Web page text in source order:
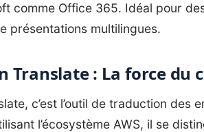
comme Office 365. Idéal pour
présentations multilingues.
Translate : La force du
c’est l’outil de traduction des
l’écosystème AWS, il se